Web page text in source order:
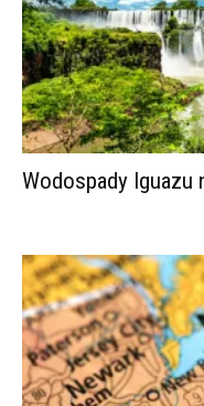
Wodospady Iguazu